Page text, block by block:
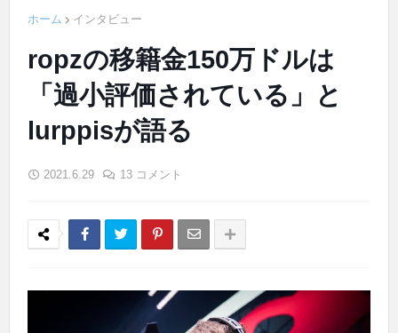
ホーム インタビュー
ropzの移籍金150万ドルは
「過小評価されている」と
lurppisが語る
2021.6.29 13 コメント